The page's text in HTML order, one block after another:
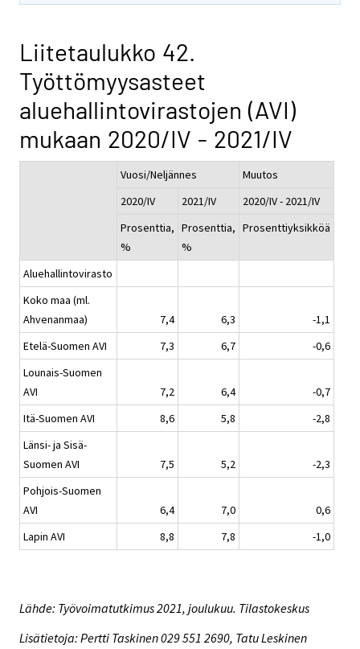
Liitetaulukko 42.
Työttömyysasteet
aluehallintovirastojen (AVI)
mukaan 2020/IV - 2021/IV
Vuosi/Neljännes
Muutos
2020/IV
2021/IV
2020/IV - 2021/IV
Prosenttia,
%
Prosenttia,
%
Prosenttiyksikköä
Aluehallintovirasto
Koko maa (ml.
Ahvenanmaa)
7,4 6,3
-1,1
Etelä-Suomen AVI
7,3 6,7
-0,6
Lounais-Suomen
AVI
7,2 6,4
-0,7
Itä-Suomen AVI
8,6 5,8
-2,8
Länsi- ja Sisä-
Suomen AVI
7,5 5,2
-2,3
Pohjois-Suomen
AVI
6,4 7,0
0,6
Lapin AVI
8,8 7,8 -1,0
Lähde: Työvoimatutkimus 2021, joulukuu. Tilastokeskus
Lisätietoja: Pertti Taskinen 029 551 2690, Tatu Leskinen